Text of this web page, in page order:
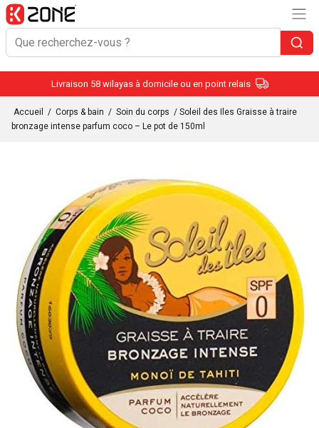
Livraison 58 wilayas à domicile ou en point relais
Accueil / Corps & bain / Soin du corps / Soleil des Iles Graisse à traire
bronzage intense parfum coco – Le pot de 150ml